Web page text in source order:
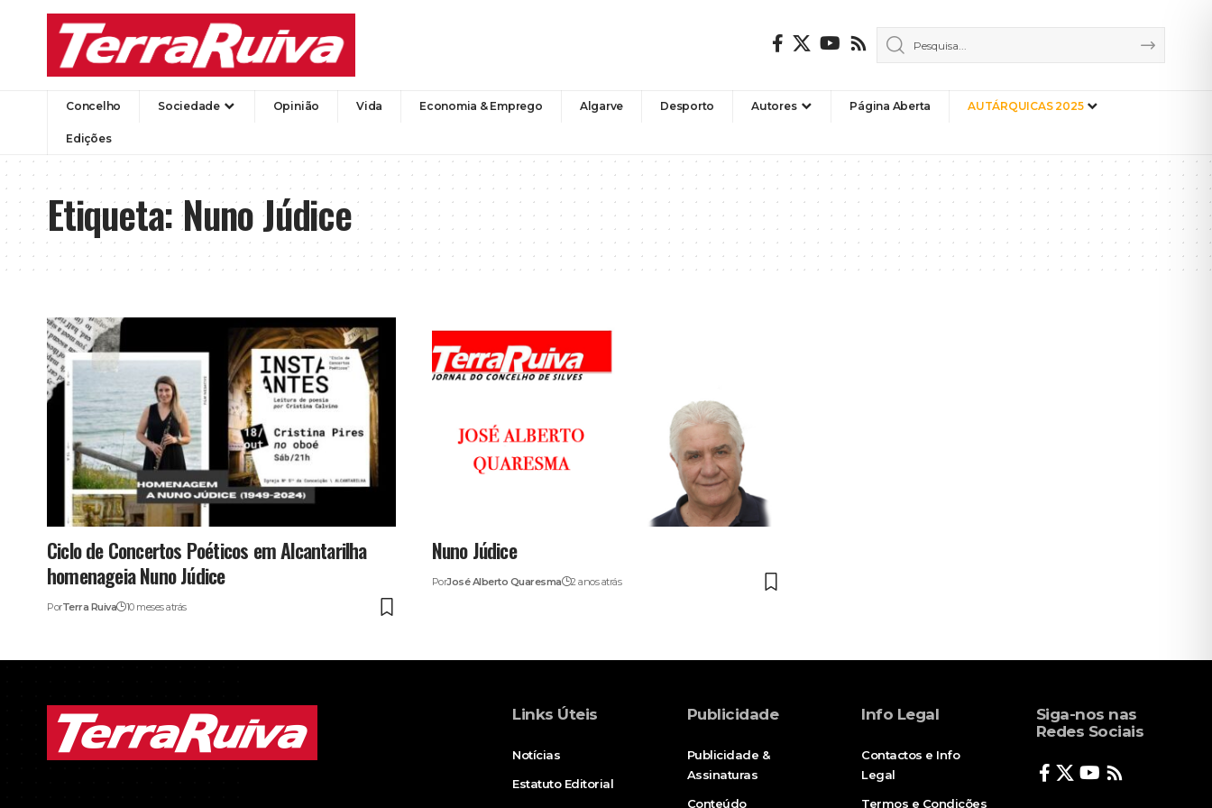
Concelho Sociedade Opinião Vida Economia & Emprego Algarve Desporto Autores Página Aberta AUTÁRQUICAS 2025
Edições
Etiqueta:Nuno Júdice
Ciclo de Concertos Poéticos em Alcantarilha
homenageia Nuno Júdice
PorTerra Ruiva 10 meses atrás
Nuno Júdice
PorJosé Alberto Quaresma 2 anos atrás
Links Úteis
Notícias
Estatuto Editorial
Publicidade
Publicidade &
Assinaturas
Conteúdo
Info Legal
Contactos e Info
Legal
Termos e Condições
Siga-nos nas
Redes Sociais